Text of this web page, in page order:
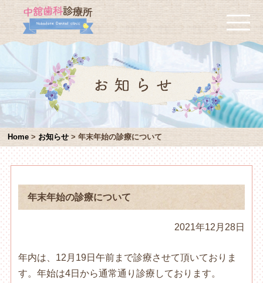
Home > お知らせ >年末年始の診療について
年末年始の診療について
2021年12月28日
年内は、12月19日午前まで診療させて頂いておりま
す。年始は4日から通常通り診療しております。